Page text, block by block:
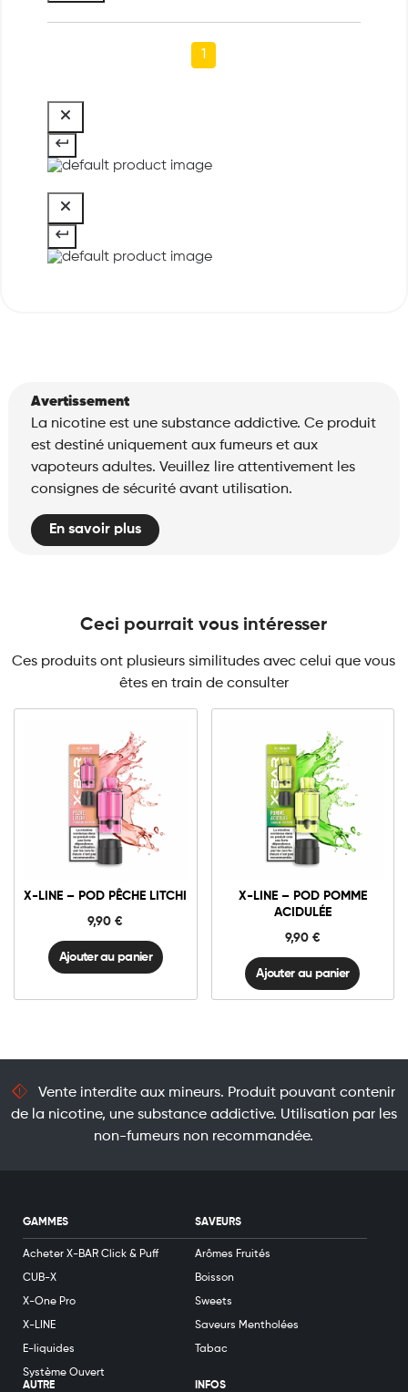
1
Avertissement
La nicotine est une substance addictive. Ce produit
est destiné uniquement aux fumeurs et aux
vapoteurs adultes. Veuillez lire attentivement les
consignes de sécurité avant utilisation.
En savoir plus
Ceci pourrait vous intéresser
Ces produits ont plusieurs similitudes avec celui que vous
êtes en train de consulter
X-LINE – POD PÊCHE LITCHI
9,90€
10mg 20mg
-
Pêche
quantité
Ajouter au panier
Ajouter au panier
X-LINE – POD POMME
ACIDULÉE
9,90 €
10mg 20mg
-
Pomme
Acidulée
quantité
Ajouter au panier
Vente interdite aux mineurs. Produit pouvant contenir
de la nicotine, une substance addictive. Utilisation par les
non-fumeurs non recommandée.
GAMMES
Acheter X-BAR Click & Puff
CUB-X
X-One Pro
X-LINE
E-liquides
Système Ouvert
SAVEURS
Arômes Fruités
Boisson
Sweets
Saveurs Mentholées
Tabac
AUTRE INFOS